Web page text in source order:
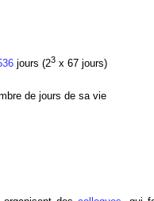
jours (23x 67 jours)
de jours de sa vie